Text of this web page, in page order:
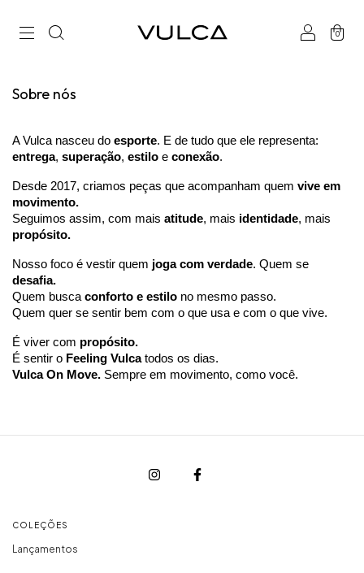
0
Sobre nós
A Vulca nasceu do esporte. E de tudo que ele representa:
entrega, superação, estilo e conexão.
Desde 2017, criamos peças que acompanham quem vive em
movimento.
Seguimos assim, com mais atitude, mais identidade, mais
propósito.
Nosso foco é vestir quem joga com verdade. Quem se
desafia.
Quem busca conforto e estilo no mesmo passo.
Quem quer se sentir bem com o que usa e com o que vive.
É viver com propósito.
É sentir o Feeling Vulcatodos os dias.
Vulca On Move. Sempre em movimento, como você.
COLEÇÕES
Lançamentos